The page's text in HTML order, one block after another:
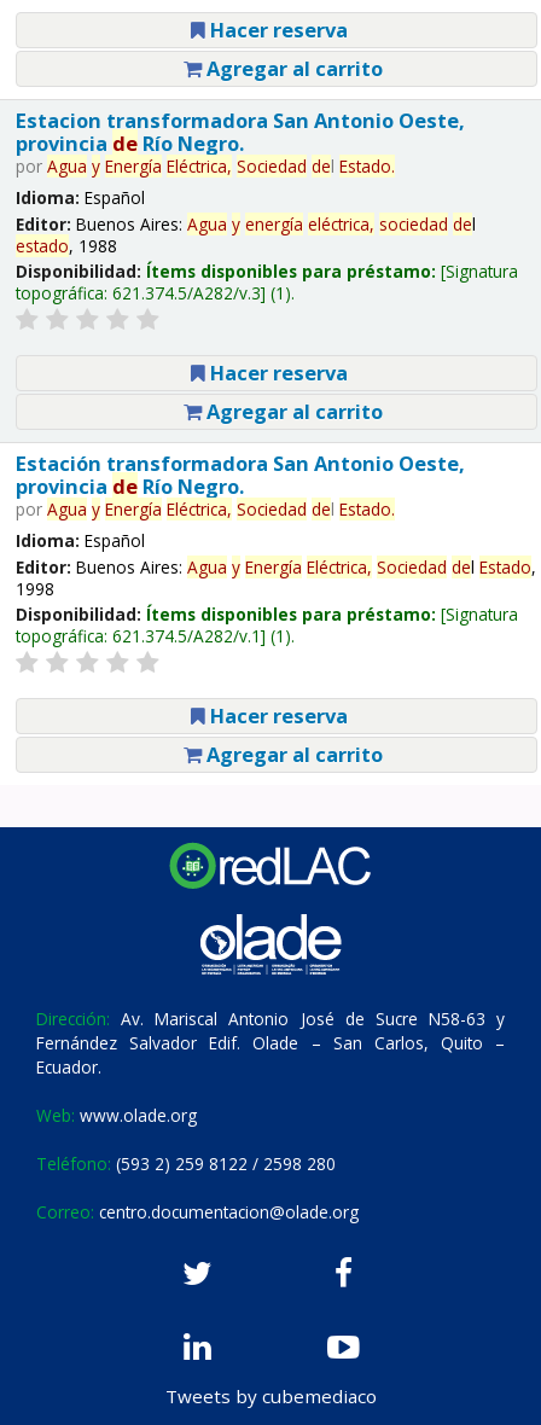
Hacer reserva
Agregar al carrito
Estacion transformadora San Antonio Oeste,
provincia deRío Negro.
por Agua y Energía Eléctrica, Sociedad del Estado.
Idioma: Español
Editor: Buenos Aires: Agua y energía eléctrica, sociedad del
estado, 1988
Disponibilidad: Ítems disponibles para préstamo: Signatura
topográfica: 621.374.5/A282/v.3 (1).
Hacer reserva
Agregar al carrito
Estación transformadora San Antonio Oeste,
provincia deRío Negro.
por Agua y Energía Eléctrica, Sociedad del Estado.
Idioma: Español
Editor: Buenos Aires: Agua y Energía Eléctrica, Sociedad del Estado,
1998
Disponibilidad: Ítems disponibles para préstamo: Signatura
topográfica: 621.374.5/A282/v.1 (1).
Hacer reserva
Agregar al carrito
Dirección: Av. Mariscal Antonio José de Sucre N58-63 y
Fernández Salvador Edif. Olade – San Carlos, Quito –
Ecuador.
Web: www.olade.org
Teléfono: (593 2) 259 8122 / 2598 280
Correo: centro.documentacion@olade.org
Tweets by cubemediaco